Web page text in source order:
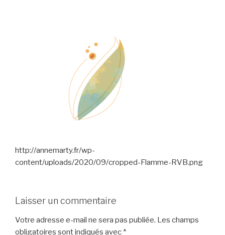
http://annemarty.fr/wp-
content/uploads/2020/09/cropped-Flamme-RVB.png
Laisser un commentaire
Votre adresse e-mail ne sera pas publiée. Les champs
obligatoires sont indiqués avec *